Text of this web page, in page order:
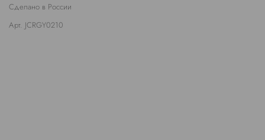
Сделано в России
Арт. JCRGY0210